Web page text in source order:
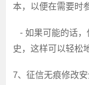
本，以便在需要时
- 如果可能的话，
史，这样可以轻松
7、征信无痕修改